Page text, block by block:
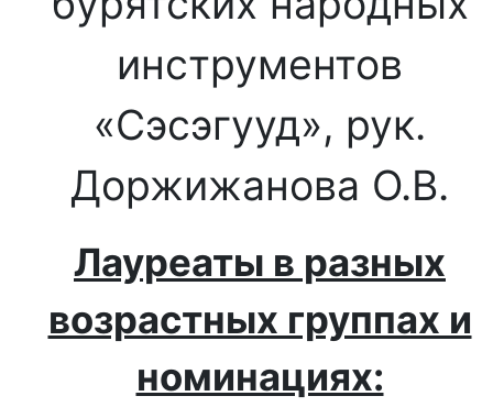
инструментов
«Сэсэгууд», рук.
Доржижанова О.В.
Лауреаты в разных
возрастных группах и
номинациях: